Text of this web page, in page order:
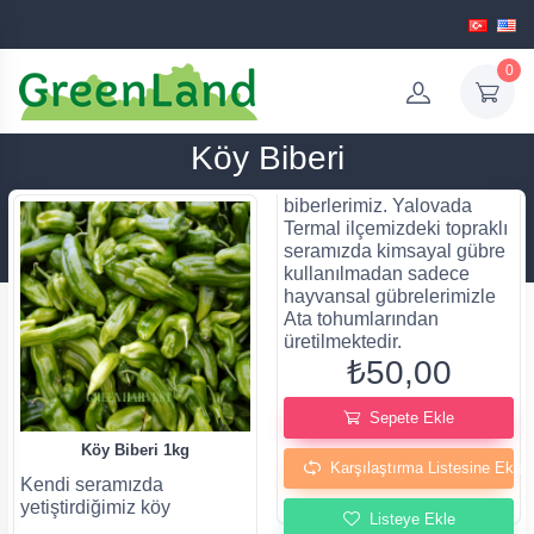
0
Köy Biberi
Köy Biberi 1kg
Kendi seramızda
yetiştirdiğimiz köy
biberlerimiz. Yalovada
Termal ilçemizdeki topraklı
seramızda kimsayal gübre
kullanılmadan sadece
hayvansal gübrelerimizle
Ata tohumlarından
üretilmektedir.
₺50,00
Sepete Ekle
Karşılaştırma Listesine Ekle
Listeye Ekle